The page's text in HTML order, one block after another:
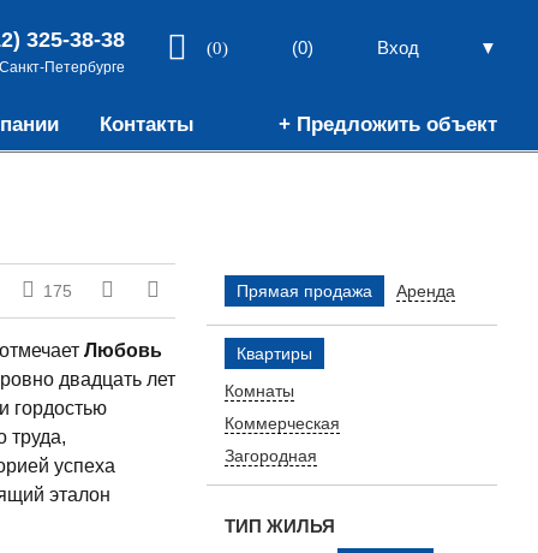
▼
Вход
(0)
(0)
325-38-38
Петербурге
+ Предложить объект
Контакты
175
Любовь
двадцать лет
гордостью
труда,
успеха
эталон
Прямая продажа Аренда
Квартиры
Комнаты
Коммерческая
Загородная
ТИП ЖИЛЬЯ